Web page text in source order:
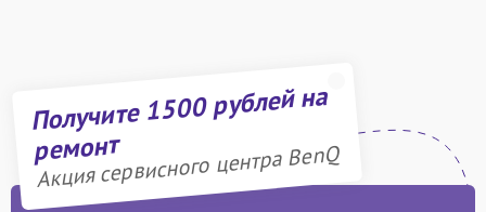
Получите 1500 рублей на
ремонт
Акция сервисного центра BenQ